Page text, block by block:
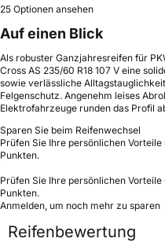
25 Optionen ansehen
Auf einen Blick
Als robuster Ganzjahresreifen für
Cross AS 235/60 R18 107 V eine
sowie verlässliche
Felgenschutz. Angenehm leises
Elektrofahrzeuge runden das Profil
Sparen Sie beim Reifenwechsel
Prüfen Sie Ihre persönlichen
Punkten.
Prüfen Sie Ihre persönlichen
Punkten.
Anmelden, um noch mehr zu sparen
Reifenbewertung